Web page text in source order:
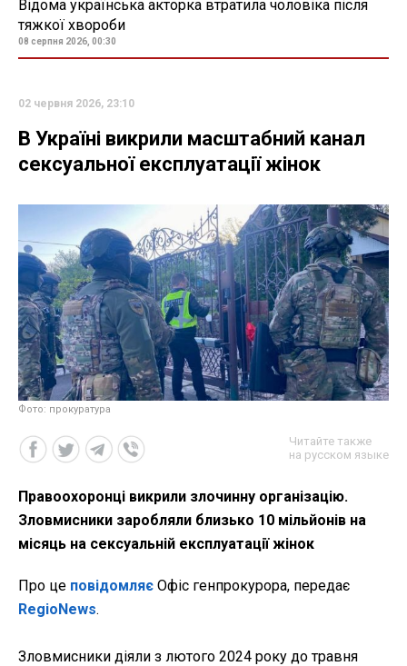
Відома українська акторка втратила чоловіка після
тяжкої хвороби
08 серпня 2026, 00:30
02 червня 2026, 23:10
В Україні викрили масштабний канал
сексуальної експлуатації жінок
Фото: прокуратура
Читайте также
на русском языке
Правоохоронці викрили злочинну організацію.
Зловмисники заробляли близько 10 мільйонів на
місяць на сексуальній експлуатації жінок
Про це повідомляє Офіс генпрокурора, передає
RegioNews.
Зловмисники діяли з лютого 2024 року до травня